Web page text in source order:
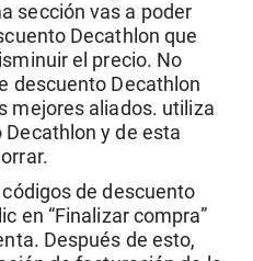
sección vas a poder
Decathlon que
el precio. No
descuento Decathlon
mejores aliados. utiliza
Decathlon y de esta
de descuento
en “Finalizar compra”
Después de esto,